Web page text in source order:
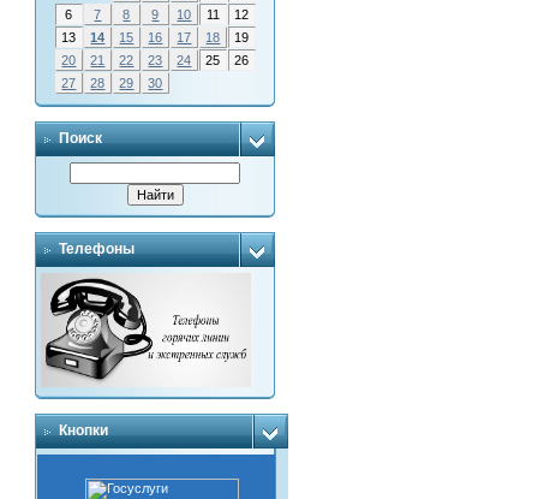
6
7 8 9 10 11
12
13
14 15 16 17 18
19
20
21 22 23 24 25
26
27
28 29 30
Поиск
Телефоны
Кнопки